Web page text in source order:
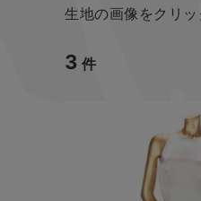
生地の画像をクリッ
3 件